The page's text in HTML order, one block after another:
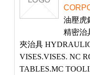
油壓虎
精密治
夾治具
VISES.VISES. NC
TABLES.MC